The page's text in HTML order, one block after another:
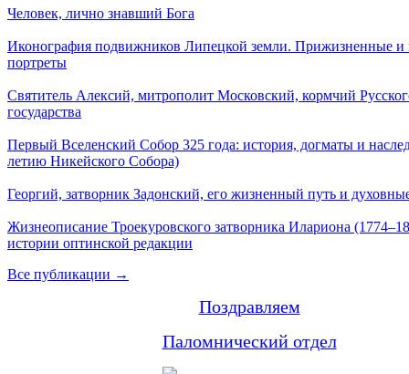
Человек, лично знавший Бога
Иконография подвижников Липецкой земли. Прижизненные и
портреты
Святитель Алексий, митрополит Московский, кормчий
государства
Первый Вселенский Собор 325 года: история, догматы и
летию Никейского Собора)
Георгий, затворник Задонский, его жизненный путь и
Жизнеописание Троекуровского затворника Илариона
истории оптинской редакции
Все публикации →
Поздравляем
Паломнический отдел